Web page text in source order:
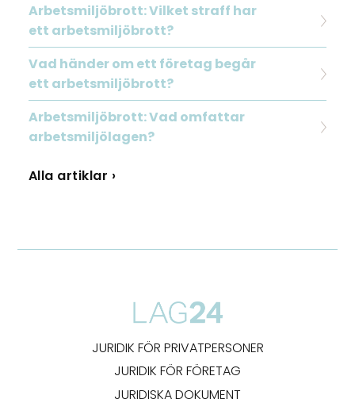
Arbetsmiljöbrott: Vilket straff har
ett arbetsmiljöbrott?
Vad händer om ett företag begår
ett arbetsmiljöbrott?
Arbetsmiljöbrott: Vad omfattar
arbetsmiljölagen?
Alla artiklar ›
JURIDIK FÖR PRIVATPERSONER
JURIDIK FÖR FÖRETAG
JURIDISKA DOKUMENT